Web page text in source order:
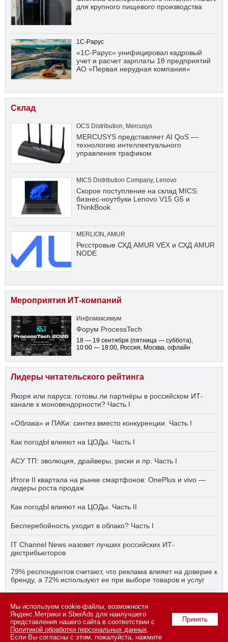
для крупного пищевого производства
1С-Рарус
«1С-Рарус» унифицировал кадровый
учет и расчет зарплаты 18 предприятий
АО «Первая нерудная компания»
Склад
OCS Distribution Mercusys
MERCUSYS представляет AI QoS —
технологию интеллектуального
управления трафиком
MICS Distribution Company, Lenovo
Скорое поступление на склад MICS:
бизнес-ноутбуки Lenovo V15 G5 и
ThinkBook
MERLION AMUR
Ресстровые СХД AMUR VEX и СХД AMUR
NODE
Мероприятия ИТ-компаний
Инфомаксимум
Форум ProcessTech
18 — 19 сентября (пятница — суббота),
10:00 — 18:00, Россия, Москва, офлайн
Лидеры читательского рейтинга
Якоря или паруса: готовы ли партнёры в российском ИТ-
канале к моновендорности? Часть I
«Облака» и ПАКи: синтез вместо конкуренции. Часть I
Как погодЫ влияют на ЦОДы. Часть I
АСУ ТП: эволюция, драйверы, риски и пр. Часть I
Итоги II квартала на рынке смартфонов: OnePlus и vivo —
лидеры роста продаж
Как погодЫ влияют на ЦОДы. Часть II
Бесперебойность уходит в облако? Часть I
IT Channel News назовет лучших российских ИТ-
дистрибьюторов
79% респондентов считают, что реклама влияет на доверие к
бренду, а 72% используют ее при выборе товаров и услуг
ПО нужно всё сразу? Часть I
© 2026 ООО «СК ПРЕСС».Политика конфиденциальности
Принять
Мы используем cookie-файлы, возможности
Яндекс.Метрики и SberAds для наилучшего
представления нашего сайта в соответствии с
Политикой обработки персональных данных.
Если Вы согласны с этим, пожалуйста, нажмите